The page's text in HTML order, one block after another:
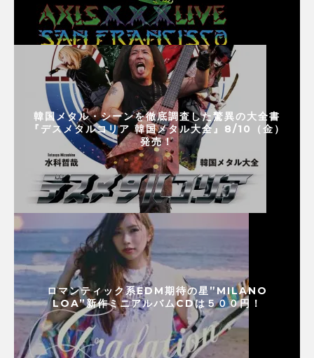
韓国メタル・シーンを徹底調査した驚異の大全書
『デスメタルコリア 韓国メタル大全』8/10（金）
発売！
ロマンティック系EDM期待の星”MILANO
LOA”新作ミニアルバムCDは５００円！